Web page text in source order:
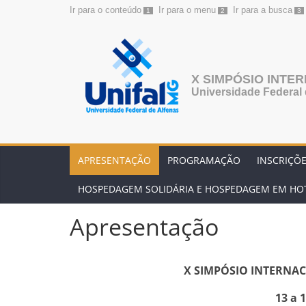
Ir para o conteúdo 1 Ir para o menu 2 Ir para a busca 3
X SIMPÓSIO
Universidade Federal
APRESENTAÇÃO PROGRAMAÇÃO
HOSPEDAGEM SOLIDÁRIA E HOSPEDAGEM EM
Apresentação
X SIMPÓSIO
13 a